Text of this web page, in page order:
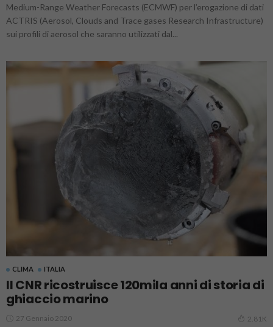
Medium-Range Weather Forecasts (ECMWF) per l’erogazione di dati
ACTRIS (Aerosol, Clouds and Trace gases Research Infrastructure)
sui profili di aerosol che saranno utilizzati dal...
CLIMA ITALIA
Il CNR ricostruisce 120mila anni di storia di
ghiaccio marino
27 Gennaio 2020 2.81K